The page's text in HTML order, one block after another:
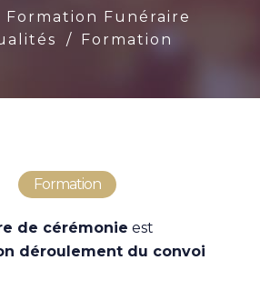
Formation Funéraire
Formation
Formation
de cérémonie est
déroulement du convoi